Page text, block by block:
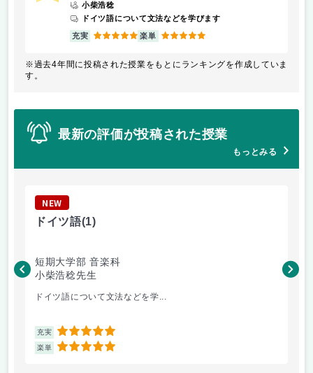
小柴浩稔
ドイツ語について文法などを学びます
充実 5 楽単 5
※過去4年間に投稿された授業をもとにランキングを作成していま
す。
最新の評価が投稿された授業
もっとみる
NEW
ドイツ語(1)
短期大学部 音楽科
小柴浩稔先生
ドイツ語について文法などを学...
充実 5
楽単 5
佐